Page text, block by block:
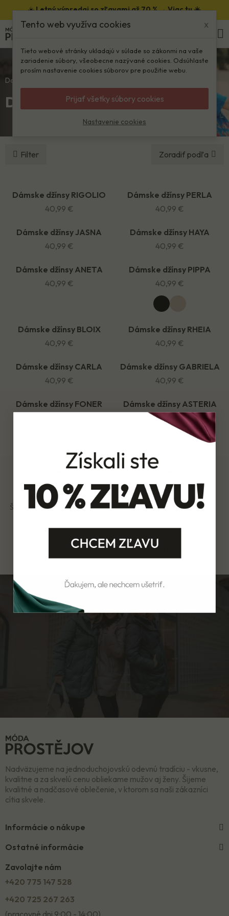
☀️Letný výpredaj so zľavami až 70 % →Viac tu ☀️
0
Domov
Džínsy
Filter Zoradiť podľa
NOVINKA
Dámske džínsy RIGOLIO
40,99 €
NOVINKA
Dámske džínsy PERLA
40,99 €
Dámske džínsy JASNA
40,99 €
Dámske džínsy HAYA
40,99 €
NOVINKA
Dámske džínsy ANETA
40,99 €
Dámske džínsy PIPPA
40,99 €
NOVINKA
Dámske džínsy BLOIX
40,99 €
Dámske džínsy RHEIA
40,99 €
Dámske džínsy CARLA
40,99 €
Dámske džínsy GABRIELA
40,99 €
Dámske džínsy FONER
Dámske džínsy ASTERIA
40,99 €
Veľký výber veľkostí
Široký výber všetkých veľkostí
Doručenie zdarma
Pri objednávkach nad 85 €
Viac ako 5500
výdejních míst
Neviete si rady?
Ozvite sa na
Nadväzujeme na jednoduchojovskú odevnú tradíciu - vkusne,
kvalitne a za skvelú cenu obliekame mužov aj ženy. Šijeme
kvalitné a nadčasové oblečenie, v ktorom sa naši zákazníci
cítia skvele.
Informácie o nákupe
Ostatné informácie
Zavolajte nám
+420 775 147 528
+420 725 267 263
Tento web využíva cookies x
Tieto webové stránky ukladajú v súlade so zákonmi na vaše
zariadenie súbory, všeobecne nazývané cookies. Odsúhlaste
prosím nastavenie cookies súborov pre použitie webu.
Prijať všetky súbory cookies
Nastavenie cookies